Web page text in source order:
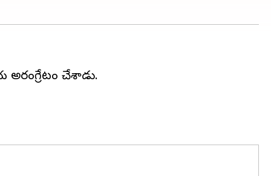
చేశాడు.